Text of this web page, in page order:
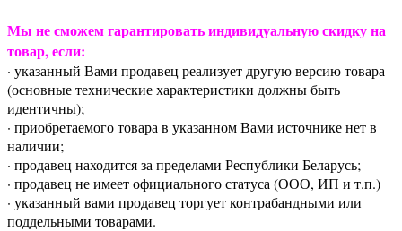
Мы не сможем гарантировать индивидуальную скидку на
товар, если:
· указанный Вами продавец реализует другую версию товара
(основные технические характеристики должны быть
идентичны);
· приобретаемого товара в указанном Вами источнике нет в
наличии;
· продавец находится за пределами Республики Беларусь;
· продавец не имеет официального статуса (ООО, ИП и т.п.)
· указанный вами продавец торгует контрабандными или
поддельными товарами.